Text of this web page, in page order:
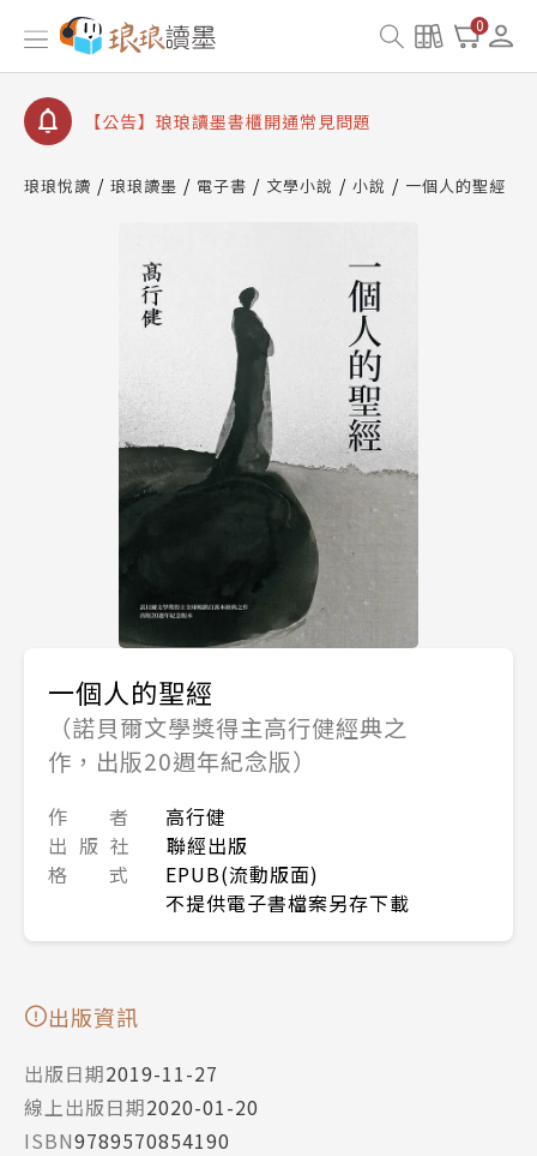
0
【公告】因 Readmoo 讀墨系統維護中，本站同步暫
停部分閱讀服務
【公告】琅琅讀墨數位閱讀資產合併與書櫃開通申請
【公告】琅琅讀墨書櫃開通常見問題
請圖文教學
停部分閱讀服務
琅琅悅讀 琅琅讀墨 電子書 文學小說 小說 一個人的聖經
一個人的聖經
（諾貝爾文學獎得主高行健經典之
作，出版20週年紀念版）
作 者
高行健
出 版 社
聯經出版
格 式
EPUB(流動版面)
不提供電子書檔案另存下載
出版資訊
出版日期2019-11-27
線上出版日期2020-01-20
ISBN9789570854190